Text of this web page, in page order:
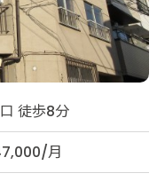
徒歩8分
月